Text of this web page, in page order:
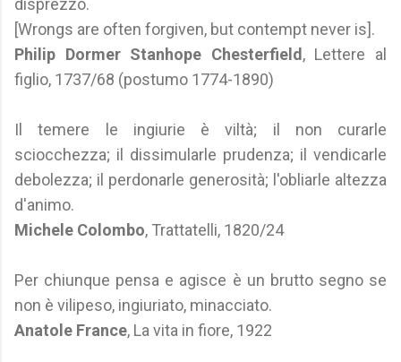
disprezzo.
[Wrongs are often forgiven, but contempt never is].
Philip Dormer Stanhope Chesterfield , Lettere al
figlio, 1737/68 (postumo 1774-1890)
Il temere le ingiurie è viltà; il non curarle
sciocchezza; il dissimularle prudenza; il vendicarle
debolezza; il perdonarle generosità; l'obliarle altezza
d'animo.
Michele Colombo, Trattatelli, 1820/24
Per chiunque pensa e agisce è un brutto segno se
non è vilipeso, ingiuriato, minacciato.
Anatole France, La vita in fiore, 1922